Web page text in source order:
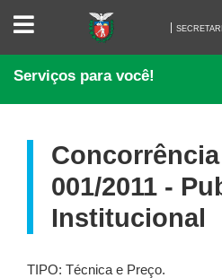
SECRETARIA
COMUNICAÇÃO
Serviços para você!
001/2011 -
Institucional
TIPO: Técnica e Preço.